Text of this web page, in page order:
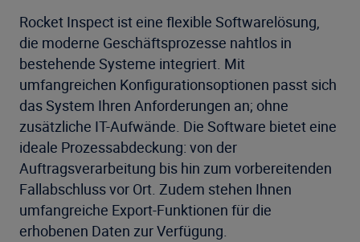
Rocket Inspect ist eine flexible Softwarelösung,
die moderne Geschäftsprozesse nahtlos in
bestehende Systeme integriert. Mit
umfangreichen Konfigurationsoptionen passt sich
das System Ihren Anforderungen an; ohne
zusätzliche IT-Aufwände. Die Software bietet eine
ideale Prozessabdeckung: von der
Auftragsverarbeitung bis hin zum vorbereitenden
Fallabschluss vor Ort. Zudem stehen Ihnen
umfangreiche Export-Funktionen für die
erhobenen Daten zur Verfügung.